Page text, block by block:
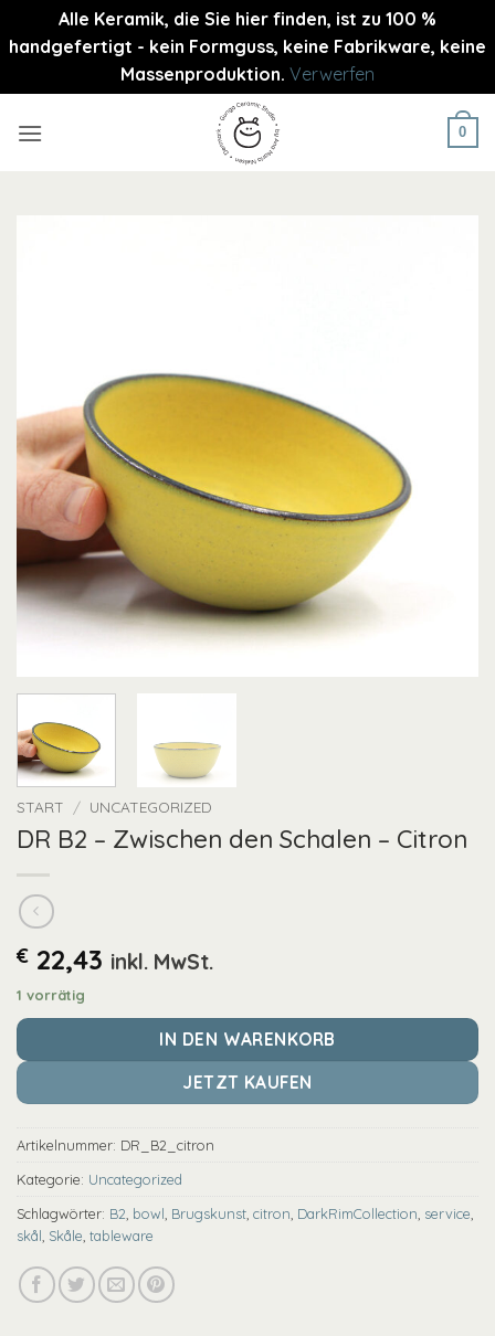
Alle Keramik, die Sie hier finden, ist zu 100 %
handgefertigt - kein Formguss, keine Fabrikware, keine
Massenproduktion. Verwerfen
Inhalt
0
START / UNCATEGORIZED
DR B2 – Zwischen den Schalen – Citron
€ 22,43 inkl. MwSt.
1 vorrätig
IN DEN WARENKORB
JETZT KAUFEN
Artikelnummer: DR_B2_citron
Kategorie: Uncategorized
Schlagwörter: B2 bowl Brugskunst citron DarkRimCollection service
skål Skåle tableware